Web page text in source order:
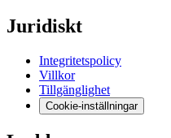
Juridiskt
Integritetspolicy
Villkor
Tillgänglighet
Cookie-inställningar